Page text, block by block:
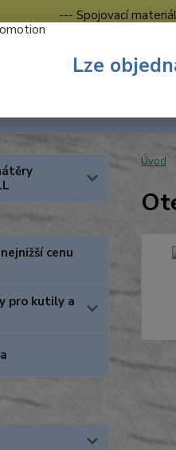
--- Spojovací
cenu
pro kutily a
Úvod
Lze